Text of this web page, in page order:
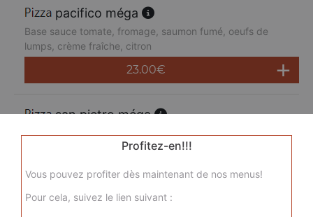
pacifico méga
Base sauce tomate, fromage, saumon fumé, oeufs de
lumps, crème fraîche, citron
23.00€
san pietro méga
Base sauce tomate, fromage, chorizo, jambon de dinde,
merguez, champignons
23.00€
Profitez-en!!!
Vous pouvez profiter dès maintenant de nos menus!
Pour cela, suivez le lien suivant :